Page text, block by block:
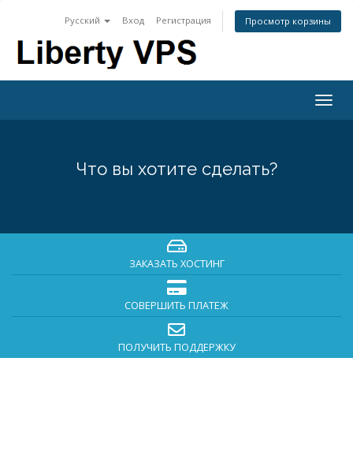
Русский Вход Регистрация Просмотр корзины
Что вы хотите сделать?
ЗАКАЗАТЬ ХОСТИНГ
СОВЕРШИТЬ ПЛАТЕЖ
ПОЛУЧИТЬ ПОДДЕРЖКУ